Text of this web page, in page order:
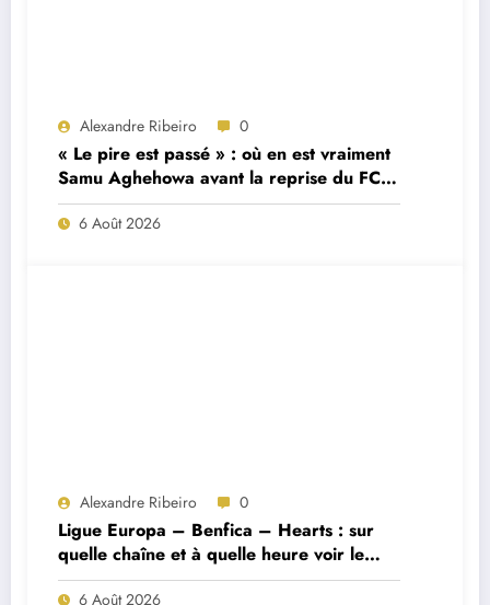
Alexandre Ribeiro 0
« Le pire est passé » : où en est vraiment
Samu Aghehowa avant la reprise du FC
Porto ?
6 Août 2026
Alexandre Ribeiro 0
Ligue Europa – Benfica – Hearts : sur
quelle chaîne et à quelle heure voir le
match ?
6 Août 2026